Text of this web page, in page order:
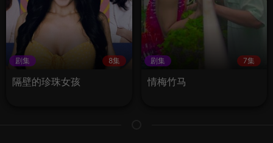
剧集 8集
隔壁的珍珠女孩
剧集 7集
情梅竹马